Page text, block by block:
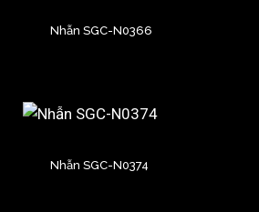
Nhẫn SGC-N0366
Nhẫn SGC-N0374